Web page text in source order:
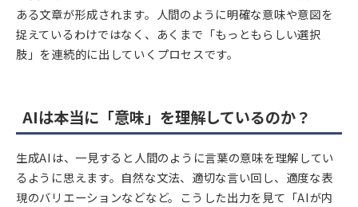
ある文章が形成されます。人間のように明確な意味や意図を
捉えているわけではなく、あくまで「もっともらしい選択
肢」を連続的に出していくプロセスです。
AIは本当に「意味」を理解しているのか？
生成AIは、一見すると人間のように言葉の意味を理解してい
るように思えます。自然な文法、適切な言い回し、適度な表
現のバリエーションなどなど。こうした出力を見て「AIが内